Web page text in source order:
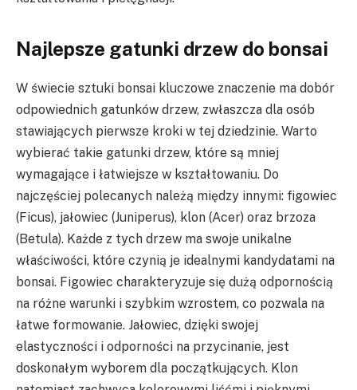
Najlepsze gatunki drzew do bonsai
W świecie sztuki bonsai kluczowe znaczenie ma dobór
odpowiednich gatunków drzew, zwłaszcza dla osób
stawiających pierwsze kroki w tej dziedzinie. Warto
wybierać takie gatunki drzew, które są mniej
wymagające i łatwiejsze w kształtowaniu. Do
najczęściej polecanych należą między innymi: figowiec
(Ficus), jałowiec (Juniperus), klon (Acer) oraz brzoza
(Betula). Każde z tych drzew ma swoje unikalne
właściwości, które czynią je idealnymi kandydatami na
bonsai. Figowiec charakteryzuje się dużą odpornością
na różne warunki i szybkim wzrostem, co pozwala na
łatwe formowanie. Jałowiec, dzięki swojej
elastyczności i odporności na przycinanie, jest
doskonałym wyborem dla początkujących. Klon